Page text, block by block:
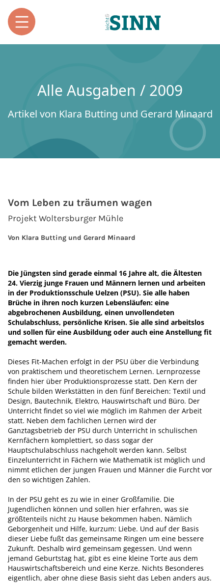
Alle Ausgaben / 2009
Artikel von Klara Butting und Gerard Minaard
Vom Leben zu träumen wagen
Projekt Woltersburger Mühle
Von Klara Butting und Gerard Minaard
Die Jüngsten sind gerade einmal 16 Jahre alt, die Ältesten
24. Vierzig junge Frauen und Männern lernen und arbeiten
in der Produktionsschule Uelzen (PSU). Sie alle haben
Brüche in ihren noch kurzen Lebensläufen: eine
abgebrochenen Ausbildung, einen unvollendeten
Schulabschluss, persönliche Krisen. Sie alle sind arbeitslos
und sollen für eine Ausbildung oder auch eine Anstellung fit
gemacht werden.
Dieses Fit-Machen erfolgt in der PSU über die Verbindung
von praktischem und theoretischem Lernen. Lernprozesse
finden hier über Produktionsprozesse statt. Den Kern der
Schule bilden Werkstätten in den fünf Bereichen: Textil und
Design, Bautechnik, Elektro, Hauswirtschaft und Büro. Der
Unterricht findet so viel wie möglich im Rahmen der Arbeit
statt. Neben dem fachlichen Lernen wird der
Ganztagsbetrieb der PSU durch Unterricht in schulischen
Kernfächern komplettiert, so dass sogar der
Hauptschulabschluss nachgeholt werden kann. Selbst
Einzelunterricht in Fächern wie Mathematik ist möglich und
nimmt etlichen der jungen Frauen und Männer die Furcht vor
den so wichtigen Zahlen.
In der PSU geht es zu wie in einer Großfamilie. Die
Jugendlichen können und sollen hier erfahren, was sie
größtenteils nicht zu Hause bekommen haben. Nämlich
Geborgenheit und Hilfe, kurzum: Liebe. Und auf der Basis
dieser Liebe fußt das gemeinsame Ringen um eine bessere
Zukunft. Deshalb wird gemeinsam gegessen. Und wenn
jemand Geburtstag hat, gibt es eine kleine Torte aus dem
Hauswirtschaftsbereich und eine Kerze. Nichts Besonderes
eigentlich, aber ohne diese Basis sieht das Leben anders aus.